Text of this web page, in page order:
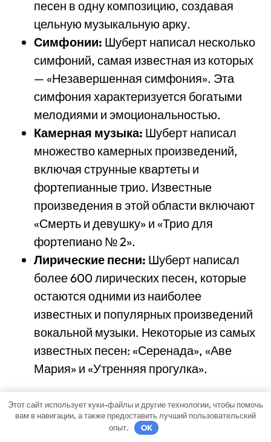
песен в одну композицию, создавая
цельную музыкальную арку.
Симфонии: Шуберт написал несколько
симфоний, самая известная из которых
— «Незавершенная симфония». Эта
симфония характеризуется богатыми
мелодиями и эмоциональностью.
Камерная музыка: Шуберт написал
множество камерных произведений,
включая струнные квартеты и
фортепианные трио. Известные
произведения в этой области включают
«Смерть и девушку» и «Трио для
фортепиано № 2».
Лирические песни: Шуберт написал
более 600 лирических песен, которые
остаются одними из наиболее
известных и популярных произведений
вокальной музыки. Некоторые из самых
известных песен: «Серенада», «Аве
Мария» и «Утренняя прогулка».
Это лишь небольшая часть грандиозных
произведений, созданных Шубертом. Его
творчество продолжает вдохновлять
Этот сайт использует куки-файлы и другие технологии, чтобы помочь
вам в навигации, а также предоставить лучший пользовательский
опыт.
OK